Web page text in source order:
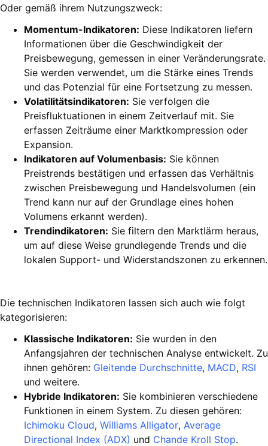
Oder gemäß ihrem Nutzungszweck:
Momentum-Indikatoren: Diese Indikatoren liefern
Informationen über die Geschwindigkeit der
Preisbewegung, gemessen in einer Veränderungsrate.
Sie werden verwendet, um die Stärke eines Trends
und das Potenzial für eine Fortsetzung zu messen.
Volatilitätsindikatoren: Sie verfolgen die
Preisfluktuationen in einem Zeitverlauf mit. Sie
erfassen Zeiträume einer Marktkompression oder
Expansion.
Indikatoren auf Volumenbasis: Sie können
Preistrends bestätigen und erfassen das Verhältnis
zwischen Preisbewegung und Handelsvolumen (ein
Trend kann nur auf der Grundlage eines hohen
Volumens erkannt werden).
Trendindikatoren: Sie filtern den Marktlärm heraus,
um auf diese Weise grundlegende Trends und die
lokalen Support- und Widerstandszonen zu erkennen.
Die technischen Indikatoren lassen sich auch wie folgt
kategorisieren:
Klassische Indikatoren: Sie wurden in den
Anfangsjahren der technischen Analyse entwickelt. Zu
ihnen gehören: Gleitende Durchschnitte, MACD, RSI
und weitere.
Hybride Indikatoren: Sie kombinieren verschiedene
Funktionen in einem System. Zu diesen gehören:
Ichimoku Cloud, Williams Alligator, Average
Directional Index (ADX) und Chande Kroll Stop.